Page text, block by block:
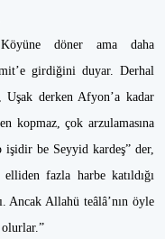
döner ama daha
girdiğini duyar. Derhal
Uşak derken Afyon’a kadar
kopmaz, çok arzulamasına
işidir be Seyyid kardeş” der,
fazla harbe katıldığı
Ancak Allahü teâlâ’nın öyle
olurlar.”